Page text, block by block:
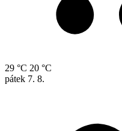
29 °C 20 °C
pátek 7. 8.